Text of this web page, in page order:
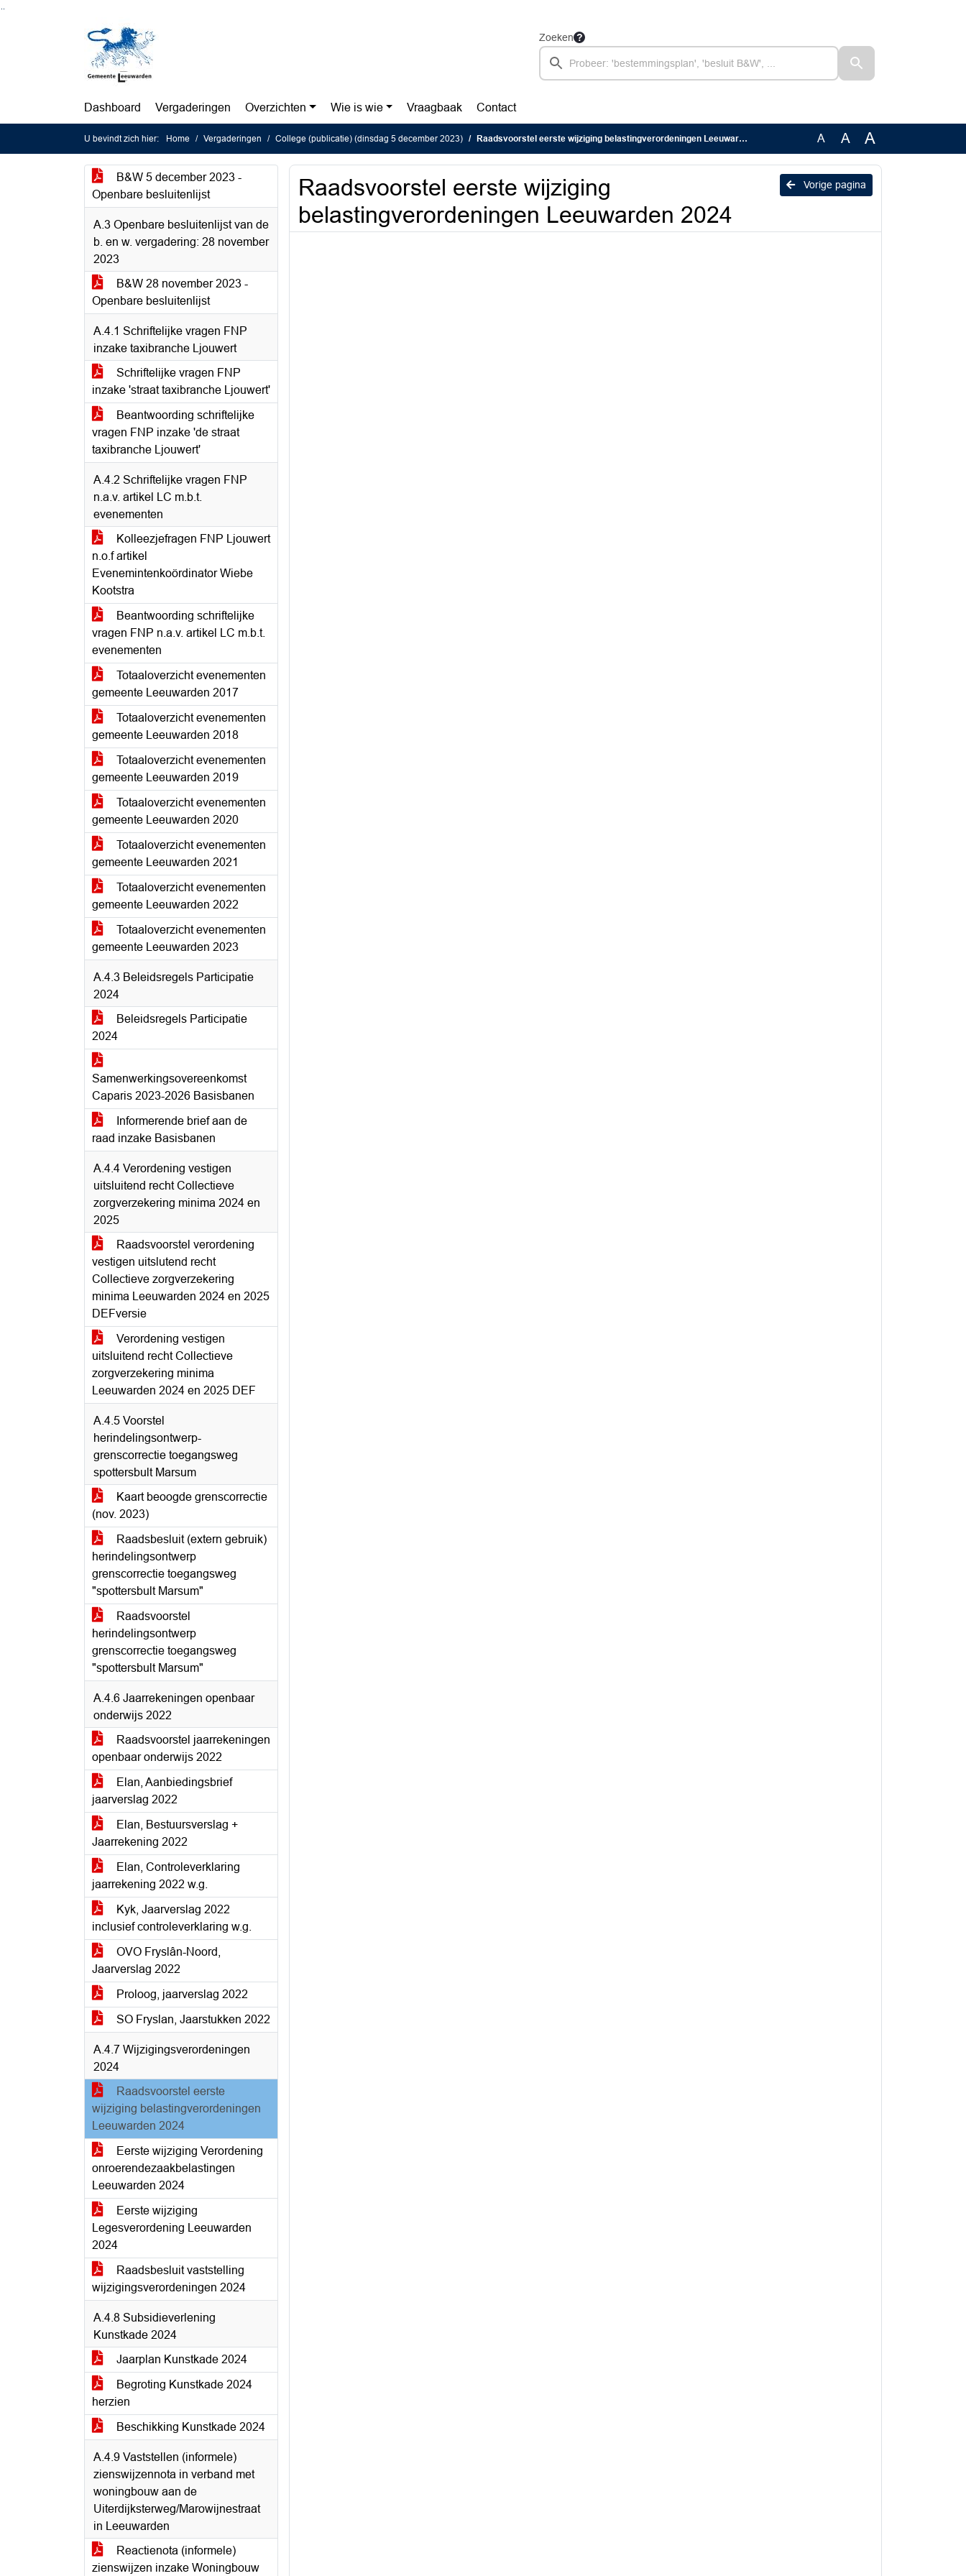
Zoeken
Dashboard Vergaderingen Overzichten Wie is wie Vraagbaak Contact
U bevindt zich hier: Home Vergaderingen College (publicatie) (dinsdag 5 december 2023) Raadsvoorstel eerste wijziging belastingverordeningen Leeuwarden 2024 A A A
B&W 5 december 2023 -
Openbare besluitenlijst
A.3 Openbare besluitenlijst van de
b. en w. vergadering: 28 november
2023
B&W 28 november 2023 -
Openbare besluitenlijst
A.4.1 Schriftelijke vragen FNP
inzake taxibranche Ljouwert
Schriftelijke vragen FNP
inzake 'straat taxibranche Ljouwert'
Beantwoording schriftelijke
vragen FNP inzake 'de straat
taxibranche Ljouwert'
A.4.2 Schriftelijke vragen FNP
n.a.v. artikel LC m.b.t.
evenementen
Kolleezjefragen FNP Ljouwert
n.o.f artikel
Evenemintenkoördinator Wiebe
Kootstra
Beantwoording schriftelijke
vragen FNP n.a.v. artikel LC m.b.t.
evenementen
Totaaloverzicht evenementen
gemeente Leeuwarden 2017
Totaaloverzicht evenementen
gemeente Leeuwarden 2018
Totaaloverzicht evenementen
gemeente Leeuwarden 2019
Totaaloverzicht evenementen
gemeente Leeuwarden 2020
Totaaloverzicht evenementen
gemeente Leeuwarden 2021
Totaaloverzicht evenementen
gemeente Leeuwarden 2022
Totaaloverzicht evenementen
gemeente Leeuwarden 2023
A.4.3 Beleidsregels Participatie
2024
Beleidsregels Participatie
2024
Samenwerkingsovereenkomst
Caparis 2023-2026 Basisbanen
Informerende brief aan de
raad inzake Basisbanen
A.4.4 Verordening vestigen
uitsluitend recht Collectieve
zorgverzekering minima 2024 en
2025
Raadsvoorstel verordening
vestigen uitslutend recht
Collectieve zorgverzekering
minima Leeuwarden 2024 en 2025
DEFversie
Verordening vestigen
uitsluitend recht Collectieve
zorgverzekering minima
Leeuwarden 2024 en 2025 DEF
A.4.5 Voorstel
herindelingsontwerp-
grenscorrectie toegangsweg
spottersbult Marsum
Kaart beoogde grenscorrectie
(nov. 2023)
Raadsbesluit (extern gebruik)
herindelingsontwerp
grenscorrectie toegangsweg
"spottersbult Marsum"
Raadsvoorstel
herindelingsontwerp
grenscorrectie toegangsweg
"spottersbult Marsum"
A.4.6 Jaarrekeningen openbaar
onderwijs 2022
Raadsvoorstel jaarrekeningen
openbaar onderwijs 2022
Elan, Aanbiedingsbrief
jaarverslag 2022
Elan, Bestuursverslag +
Jaarrekening 2022
Elan, Controleverklaring
jaarrekening 2022 w.g.
Kyk, Jaarverslag 2022
inclusief controleverklaring w.g.
OVO Fryslân-Noord,
Jaarverslag 2022
Proloog, jaarverslag 2022
SO Fryslan, Jaarstukken 2022
A.4.7 Wijzigingsverordeningen
2024
Raadsvoorstel eerste
wijziging belastingverordeningen
Leeuwarden 2024
Eerste wijziging Verordening
onroerendezaakbelastingen
Leeuwarden 2024
Eerste wijziging
Legesverordening Leeuwarden
2024
Raadsbesluit vaststelling
wijzigingsverordeningen 2024
A.4.8 Subsidieverlening
Kunstkade 2024
Jaarplan Kunstkade 2024
Begroting Kunstkade 2024
herzien
Beschikking Kunstkade 2024
A.4.9 Vaststellen (informele)
zienswijzennota in verband met
woningbouw aan de
Uiterdijksterweg/Marowijnestraat
in Leeuwarden
Reactienota (informele)
zienswijzen inzake Woningbouw
Vorige pagina
Raadsvoorstel eerste wijziging
belastingverordeningen Leeuwarden 2024